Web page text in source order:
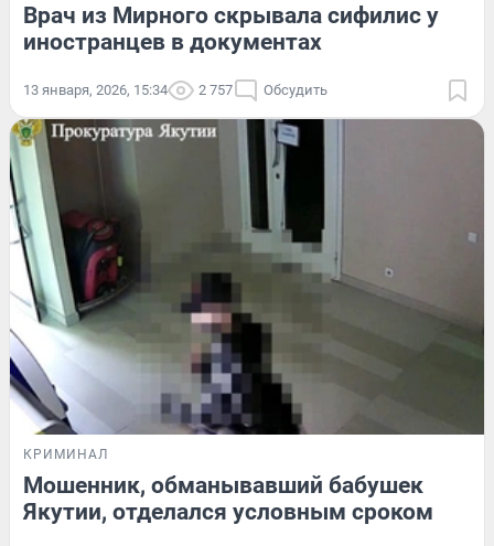
Врач из Мирного скрывала сифилис у
иностранцев в документах
13 января, 2026, 15:34 2 757 Обсудить
КРИМИНАЛ
Мошенник, обманывавший бабушек
Якутии, отделался условным сроком